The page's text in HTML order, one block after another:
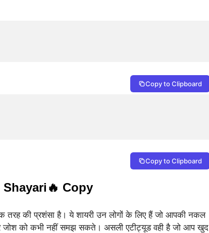
Copy to Clipboard
Copy to Clipboard
Copy
की प्रशंसा है। ये शायरी उन लोगों के लिए हैं जो आपकी नकल
को कभी नहीं समझ सकते। असली एटीट्यूड वही है जो आप खुद